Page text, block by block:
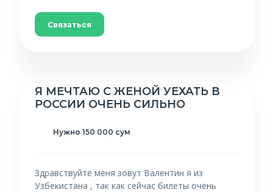
Связаться
Я МЕЧТАЮ С ЖЕНОЙ УЕХАТЬ В
РОССИИ ОЧЕНЬ СИЛЬНО
Нужно 150 000 сум
Здравствуйте меня зовут Валентин я из
Узбекистана , так как сейчас билеты очень